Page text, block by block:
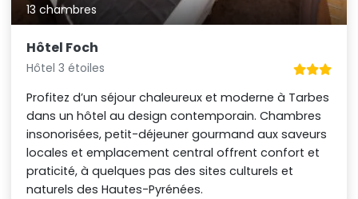
13 chambres
Hôtel Foch
Hôtel 3 étoiles
Profitez d’un séjour chaleureux et moderne à Tarbes
dans un hôtel au design contemporain. Chambres
insonorisées, petit-déjeuner gourmand aux saveurs
locales et emplacement central offrent confort et
praticité, à quelques pas des sites culturels et
naturels des Hautes-Pyrénées.